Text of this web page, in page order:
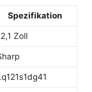
Spezifikation
Zoll